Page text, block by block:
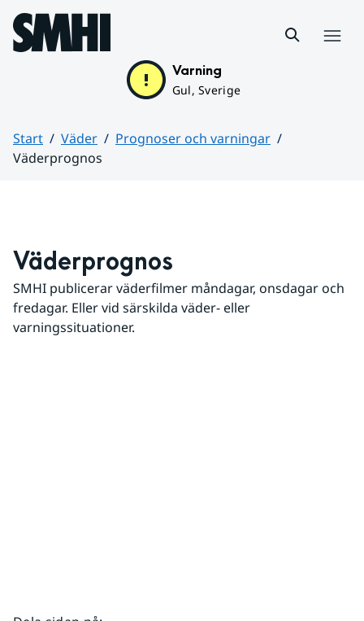
Hoppa till sidans innehåll
Varning
Gul, Sverige
Start Väder
Prognoser och varningar
Väderprognos
Väderprognos
SMHI publicerar väderfilmer måndagar, onsdagar och
fredagar. Eller vid särskilda väder- eller
varningssituationer.